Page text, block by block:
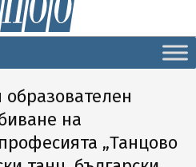
на
„Танцово